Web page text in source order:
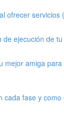
ofrecer servicios
de ejecución de
mejor amiga
cada fase y